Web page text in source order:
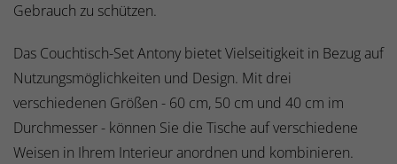
Gebrauch zu schützen.
Das Couchtisch-Set Antony bietet Vielseitigkeit in Bezug auf
Nutzungsmöglichkeiten und Design. Mit drei
verschiedenen Größen - 60 cm, 50 cm und 40 cm im
Durchmesser - können Sie die Tische auf verschiedene
Weisen in Ihrem Interieur anordnen und kombinieren.